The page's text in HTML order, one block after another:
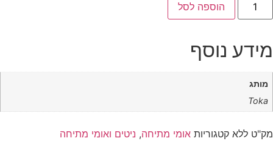
הוספה לסל
מידע נוסף
מותג
Toka
מק"ט ללא קטגוריות אומי מתיחה, ניטים ואומי מתיחה